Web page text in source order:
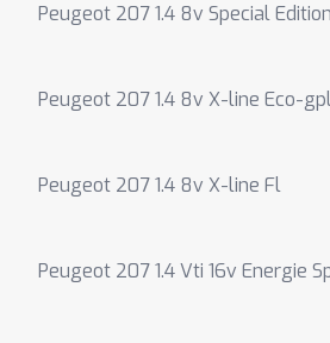
Peugeot 207 1.4 8v Special Edition
Peugeot 207 1.4 8v X-line Eco-
Peugeot 207 1.4 8v X-line Fl
Peugeot 207 1.4 Vti 16v Energie